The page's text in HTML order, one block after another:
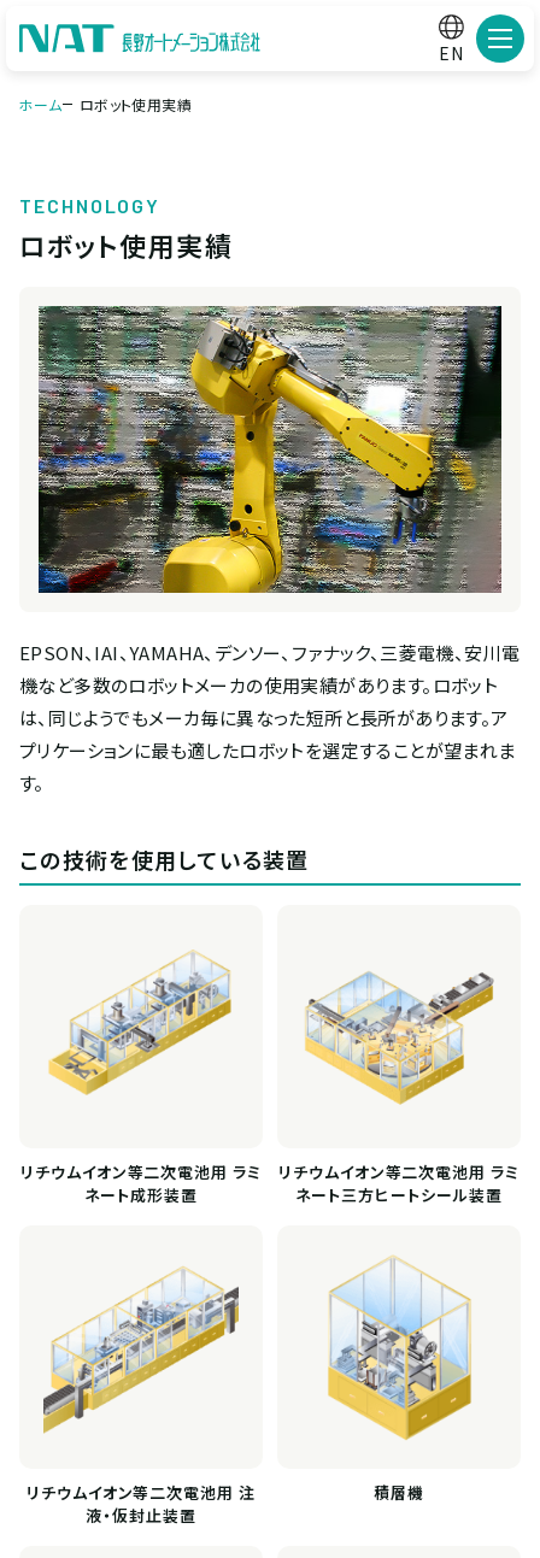
EN メニ
ホーム ロボット使用実績
TECHNOLOGY
ロボット使用実績
EPSON、IAI、YAMAHA、デンソー、ファナック、三菱電機、安川電
機など多数のロボットメーカの使用実績があります。ロボット
は、同じようでもメーカ毎に異なった短所と長所があります。ア
プリケーションに最も適したロボットを選定することが望まれま
す。
この技術を使用している装置
リチウムイオン等二次電池用 ラミ
ネート成形装置
リチウムイオン等二次電池用 ラミ
ネート三方ヒートシール装置
リチウムイオン等二次電池用 注
液・仮封止装置
積層機